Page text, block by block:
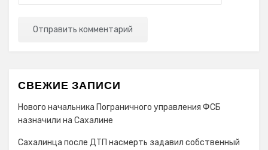
СВЕЖИЕ ЗАПИСИ
Нового начальника Пограничного управления ФСБ
назначили на Сахалине
Сахалинца после ДТП насмерть задавил собственный